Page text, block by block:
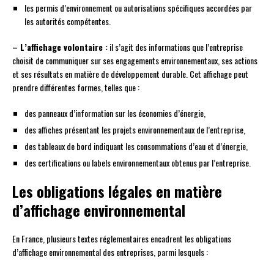
les permis d’environnement ou autorisations spécifiques accordées par
les autorités compétentes.
– L’affichage volontaire :il s’agit des informations que l’entreprise
choisit de communiquer sur ses engagements environnementaux, ses actions
et ses résultats en matière de développement durable. Cet affichage peut
prendre différentes formes, telles que :
des panneaux d’information sur les économies d’énergie,
des affiches présentant les projets environnementaux de l’entreprise,
des tableaux de bord indiquant les consommations d’eau et d’énergie,
des certifications ou labels environnementaux obtenus par l’entreprise.
Les obligations légales en matière
d’affichage environnemental
En France, plusieurs textes réglementaires encadrent les obligations
d’affichage environnemental des entreprises, parmi lesquels :